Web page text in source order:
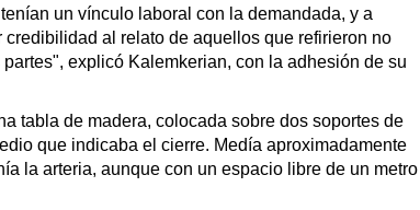
un vínculo laboral con la demandada, y a
al relato de aquellos que refirieron no
explicó Kalemkerian, con la adhesión de su
tabla de madera, colocada sobre dos soportes de
que indicaba el cierre. Medía aproximadamente
la arteria, aunque con un espacio libre de un metro